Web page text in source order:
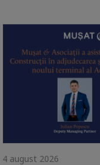
4 august 2026